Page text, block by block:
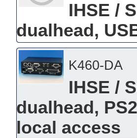
IHSE /
dualhead,
K460-DA
IHSE /
dualhead,
local access